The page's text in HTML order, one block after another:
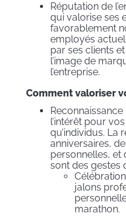
Réputation de
qui valorise ses
favorablement
employés
par ses clients
l’image de
l’entreprise.
Comment valoriser
l’intérêt pour
qu’individus. La
anniversaires,
personnelles, et
sont des gestes
jalons
marathon.